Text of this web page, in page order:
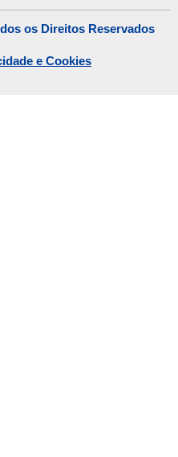
os Direitos Reservados
e Cookies